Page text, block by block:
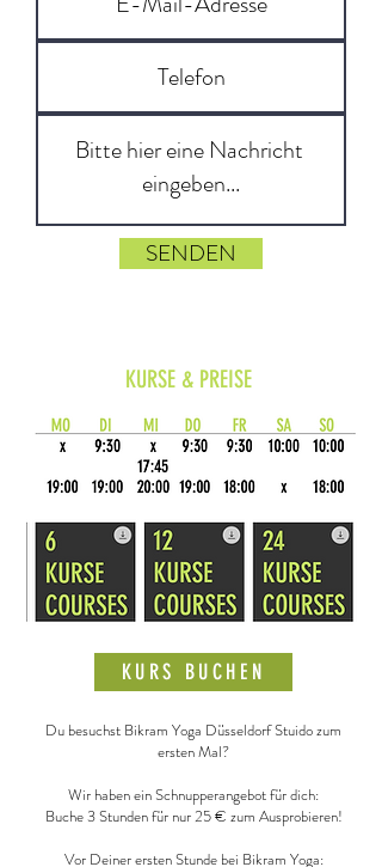
SENDEN
KURSE & PREISE
KURS BUCHEN
Du besuchst Bikram Yoga Düsseldorf Stuido zum
ersten Mal?
Wir haben ein Schnupperangebot für dich:
Buche 3 Stunden für nur 25 € zum Ausprobieren!
Vor Deiner ersten Stunde bei Bikram Yoga: